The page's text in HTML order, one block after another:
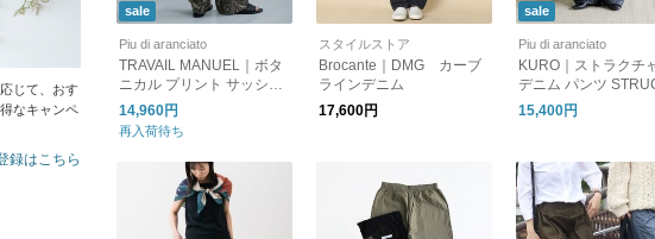
じて、おす
なキャンペ
録はこちら
sale
Piu di aranciato
TRAVAIL MANUEL｜ボタ
ニカル プリント サッシュ
ワイド パンツ 5110
14,960円
再入荷待ち
スタイルストア
Brocante｜DMG カーブ
ラインデニム
17,600円
sale
Piu di aranciato
KURO｜ストラクチ
デニム パンツ
RE 964233
15,400円